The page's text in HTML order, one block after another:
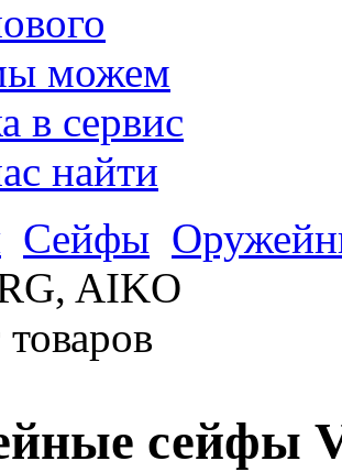
можем
в сервис
найти
Сейфы
AIKO
сейфы